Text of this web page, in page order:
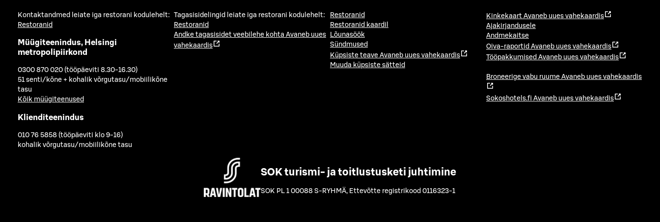
Kontaktandmed leiate iga restorani kodulehelt:
Restoranid
Müügiteenindus, Helsingi
metropolipiirkond
0300 870 020 (tööpäeviti 8.30-16.30)
51 senti/kõne + kohalik võrgutasu/mobiilikõne
tasu
Kõik müügiteenused
Klienditeenindus
010 76 5858 (tööpäeviti klo 9-16)
kohalik võrgutasu/mobiilikõne tasu
Tagasisidelingid leiate iga restorani kodulehelt:
Restoranid
Andke tagasisidet veebilehe kohta Avaneb uues
vahekaardis
Restoranid
Restoranid kaardil
Lõunasöök
Sündmused
Küpsiste teave Avaneb uues vahekaardis
Muuda küpsiste sätteid
Kinkekaart Avaneb uues vahekaardis
Ajakirjandusele
Andmekaitse
Oiva-raportid Avaneb uues vahekaardis
Tööpakkumised Avaneb uues vahekaardis
Broneerige vabu ruume Avaneb uues vahekaardis
Sokoshotels.fi Avaneb uues vahekaardis
SOK turismi- ja toitlustusketi juhtimine
SOK PL 1 00088 S-RYHMÄ, Ettevõtte registrikood 0116323-1